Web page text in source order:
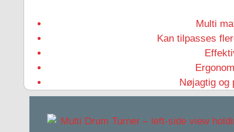
Multi
Kan tilpasses
Nøjagtig